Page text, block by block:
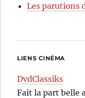
Les parutions
LIENS CINÉMA
DvdClassiks
Fait la part belle